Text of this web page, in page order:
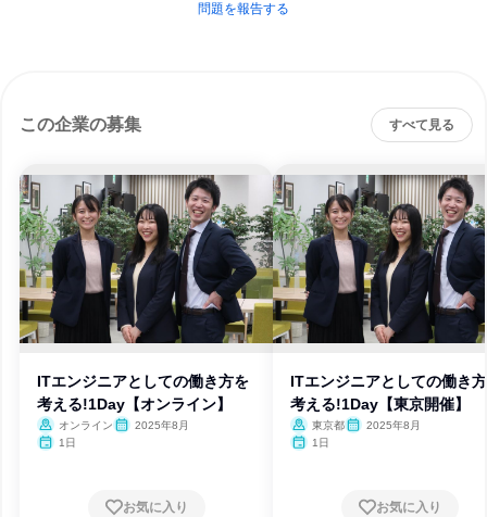
問題を報告する
この企業の募集 すべて見る
ITエンジニアとしての働き方を
考える!1Day【オンライン】
オンライン
2025年8月
1日
お気に入り
ITエンジニアとしての働き
考える!1Day【東京開催】
東京都
2025年8月
1日
お気に入り